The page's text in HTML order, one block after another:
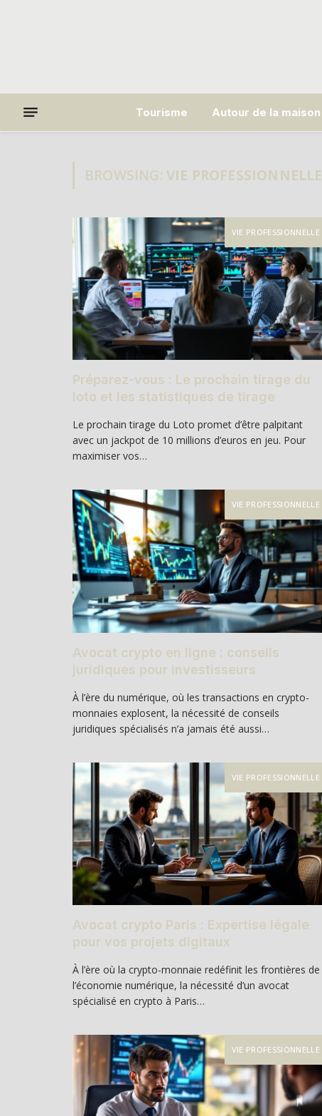
Tourisme Autour de la maison
BROWSING: VIE PROFESSIONNELLE
VIE PROFESSIONNELLE
Préparez-vous : Le prochain tirage du
loto et les statistiques de tirage
Le prochain tirage du Loto promet d’être palpitant
avec un jackpot de 10 millions d’euros en jeu. Pour
maximiser vos…
VIE PROFESSIONNELLE
Avocat crypto en ligne : conseils
juridiques pour investisseurs
À l’ère du numérique, où les transactions en crypto-
monnaies explosent, la nécessité de conseils
juridiques spécialisés n’a jamais été aussi…
VIE PROFESSIONNELLE
Avocat crypto Paris : Expertise légale
pour vos projets digitaux
À l’ère où la crypto-monnaie redéfinit les frontières de
l’économie numérique, la nécessité d’un avocat
spécialisé en crypto à Paris…
VIE PROFESSIONNELLE